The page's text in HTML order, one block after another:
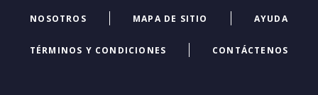
NOSOTROS MAPA DE SITIO AYUDA
TÉRMINOS Y CONDICIONES CONTÁCTENOS